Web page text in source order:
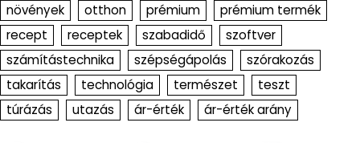
növények
otthon prémium
prémium termék
recept
receptek szabadidő
szoftver
számítástechnika
szépségápolás
szórakozás
takarítás
technológia természet
teszt
túrázás
utazás ár-érték ár-érték arány